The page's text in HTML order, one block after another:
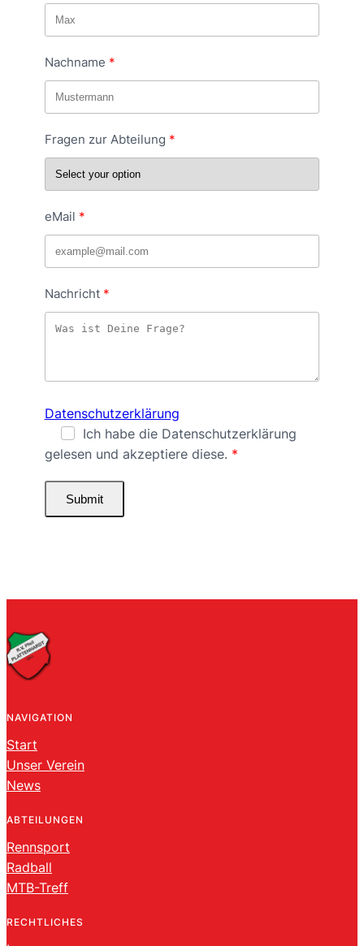
Nachname
Fragen zur Abteilung
eMail
Nachricht
Datenschutzerklärung
Ich habe die Datenschutzerklärung
gelesen und akzeptiere diese.
Submit
NAVIGATION
Start
Unser Verein
News
ABTEILUNGEN
Rennsport
Radball
MTB-Treff
RECHTLICHES